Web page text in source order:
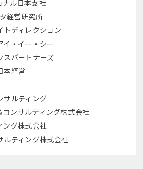
ナル日本支社
経営研究所
トディレクション
イ・イー・シー
スパートナーズ
本経営
サルティング
コンサルティング株式会社
ング株式会社
ルティング株式会社